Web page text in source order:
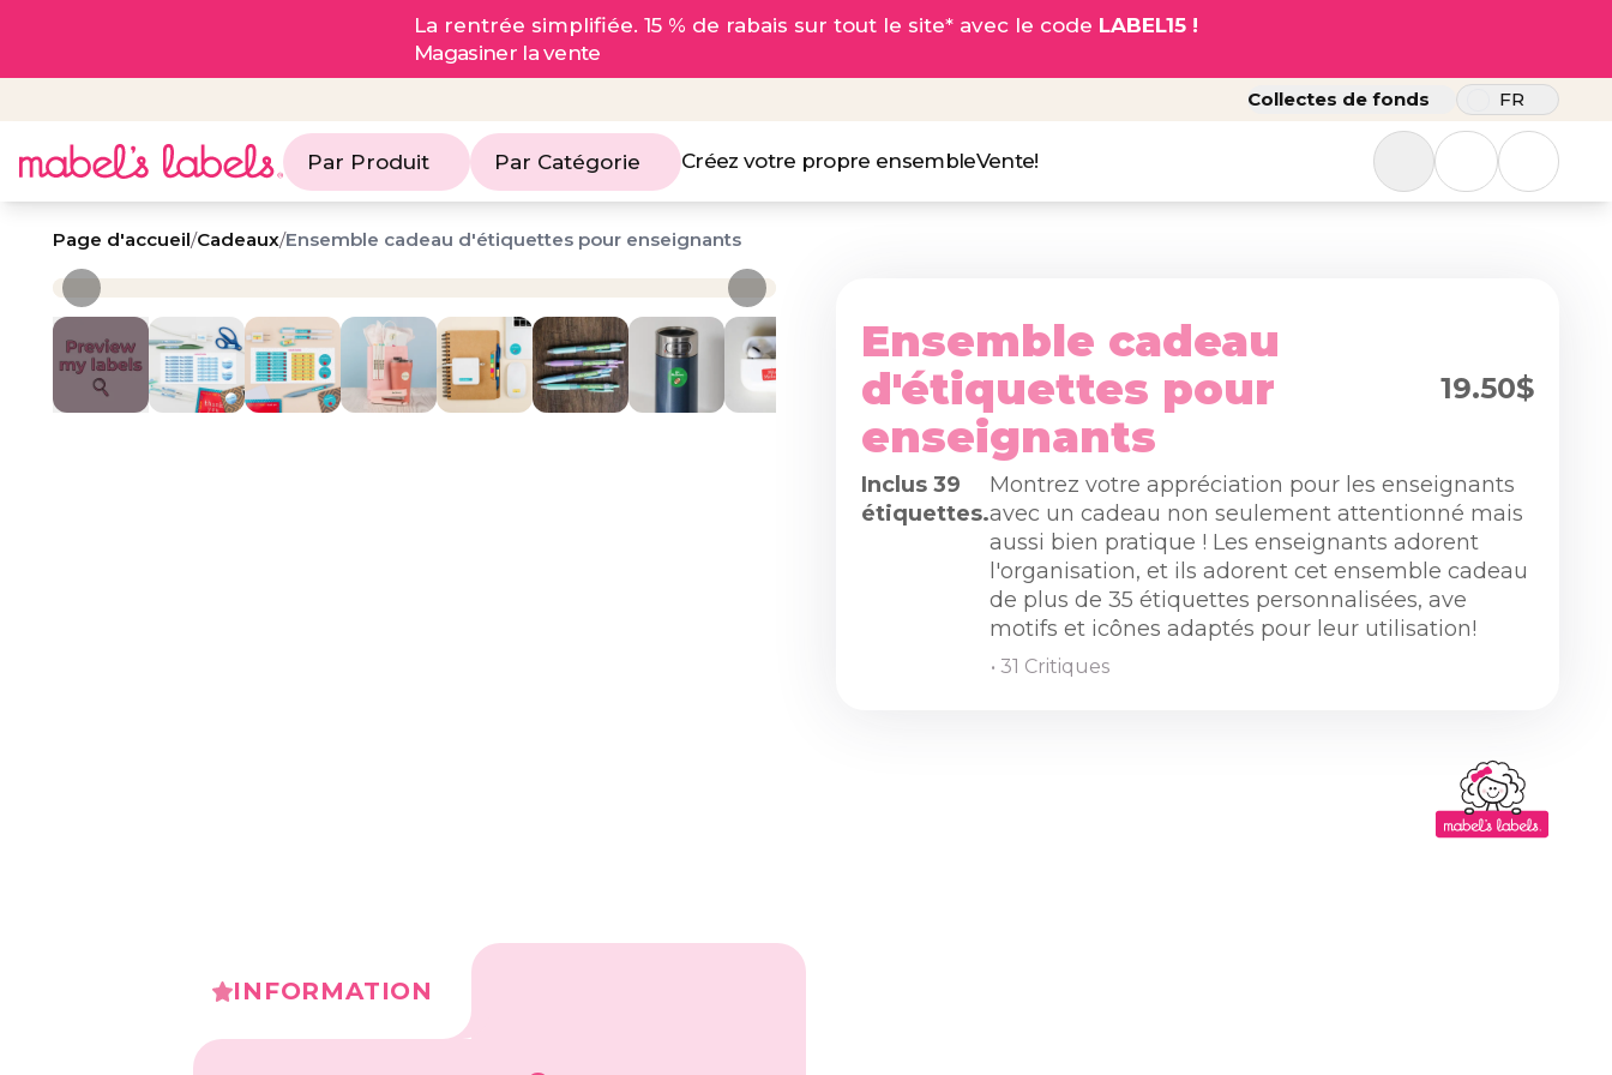
La rentrée simplifiée. 15 % de rabais sur tout le site* avec le code LABEL15 !
Magasiner la vente
Collectes de fonds FR
Par Produit Par Catégorie Créez votre propre ensembleVente!
Page d'accueil/Cadeaux/Ensemble cadeau d'étiquettes pour enseignants
Ensemble cadeau
d'étiquettes pour
enseignants
19.50$
Inclus 39
étiquettes.
Montrez votre appréciation pour les enseignants
avec un cadeau non seulement attentionné mais
aussi bien pratique ! Les enseignants adorent
l'organisation, et ils adorent cet ensemble cadeau
de plus de 35 étiquettes personnalisées, ave
motifs et icônes adaptés pour leur utilisation!
• 31 Critiques
INFORMATION